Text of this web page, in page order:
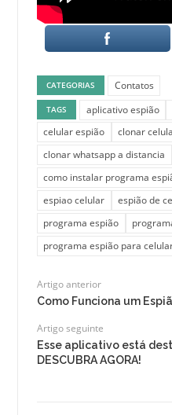
CATEGORIAS Contatos
TAGS aplicativo espião
celular espião
clonar
clonar whatsapp a distancia
como instalar programa
espiao celular
espião de
programa espião
programa espião para
Artigo anterior
Como Funciona um
Artigo seguinte
Esse aplicativo está
DESCUBRA AGORA!